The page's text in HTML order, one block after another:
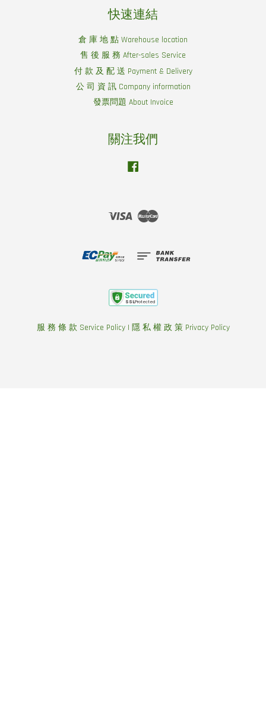
快速連結
倉 庫 地 點 Warehouse location
售 後 服 務 After-sales Service
付 款 及 配 送 Payment & Delivery
公 司 資 訊 Company information
發票問題 About Invoice
關注我們
Visa Master
服 務 條 款 Service Policy| 隱 私 權 政 策 Privacy Policy